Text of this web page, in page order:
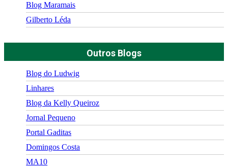
Blog Maramais
Gilberto Léda
Outros Blogs
Blog do Ludwig
Linhares
Blog da Kelly Queiroz
Jornal Pequeno
Portal Gaditas
Domingos Costa
MA10